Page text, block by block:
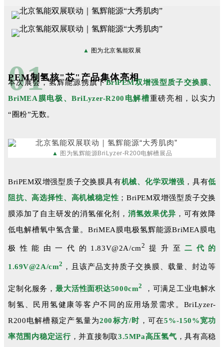
▲ 图为北京氢能双展
01
PEM制氢核"芯"产品集体亮相
本次展会，氢辉能源携旗下BriPEM双增强型质子交换膜、
BriMEA膜电极、BriLyzer-R200电解槽重磅亮相，以实力
“圈粉”无数。
▲ 图为氢辉能源BriLyzer-R200电解槽展品
BriPEM双增强型质子交换膜具有机械、化学双增强 ，具有低
阻抗、高选择性、高机械稳定性 ；BriPEM双增强型质子交换
膜添加了自主研发的消氢催化剂，消氢效果优异 ，可有效降
低电解槽氧中氢含量。BriMEA膜电极氢辉能源BriMEA膜电
极性能由一代的1.83V@2A/cm2 提升至二代的
1.69V@2A/cm2 ，且该产品支持质子交换膜、载量、封边等
定制化服务，最大活性面积达5000cm2
，可满足工业电解水
制氢、民用氢健康等客户不同的应用场景需求。BriLyzer-
R200电解槽额定产氢量为200标方/时 ，可在5%-150%宽功
率范围内稳定运行，并直接制取3.5MPa高压氢气 ，具有高稳